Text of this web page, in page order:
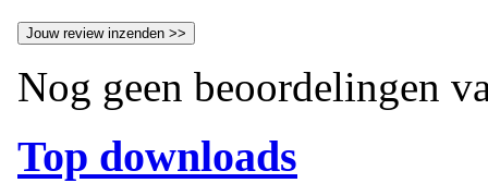
Nog geen beoordelingen
Top downloads